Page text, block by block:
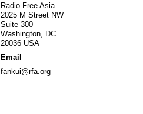
Radio Free Asia
2025 M Street NW
Suite 300
Washington, DC
20036 USA
Email
fankui@rfa.org